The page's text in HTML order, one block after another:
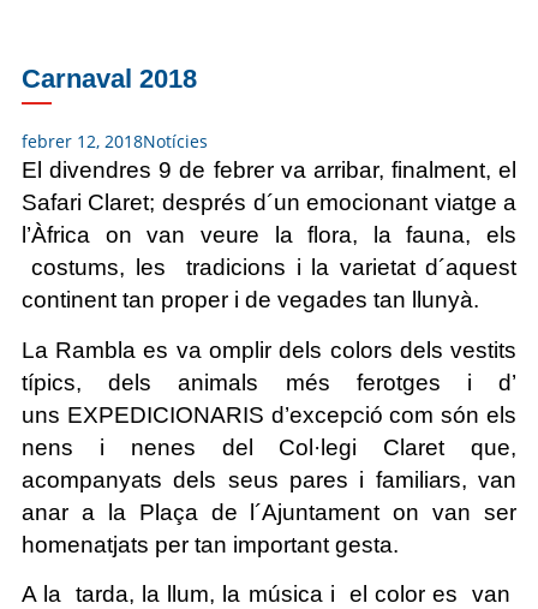
Carnaval 2018
febrer 12, 2018Notícies
El divendres 9 de febrer va arribar, finalment, el
Safari Claret; després d´un emocionant viatge a
l’Àfrica on van veure la flora, la fauna, els
costums, les tradicions i la varietat d´aquest
continent tan proper i de vegades tan llunyà.
La Rambla es va omplir dels colors dels vestits
típics, dels animals més ferotges id’
uns EXPEDICIONARIS d’excepció com són els
nens i nenes del Col·legi Claret que,
acompanyats dels seus pares i familiars, van
anar a la Plaça de l´Ajuntament on van ser
homenatjats per tan important gesta.
A la tarda, la llum, la música i el color es van